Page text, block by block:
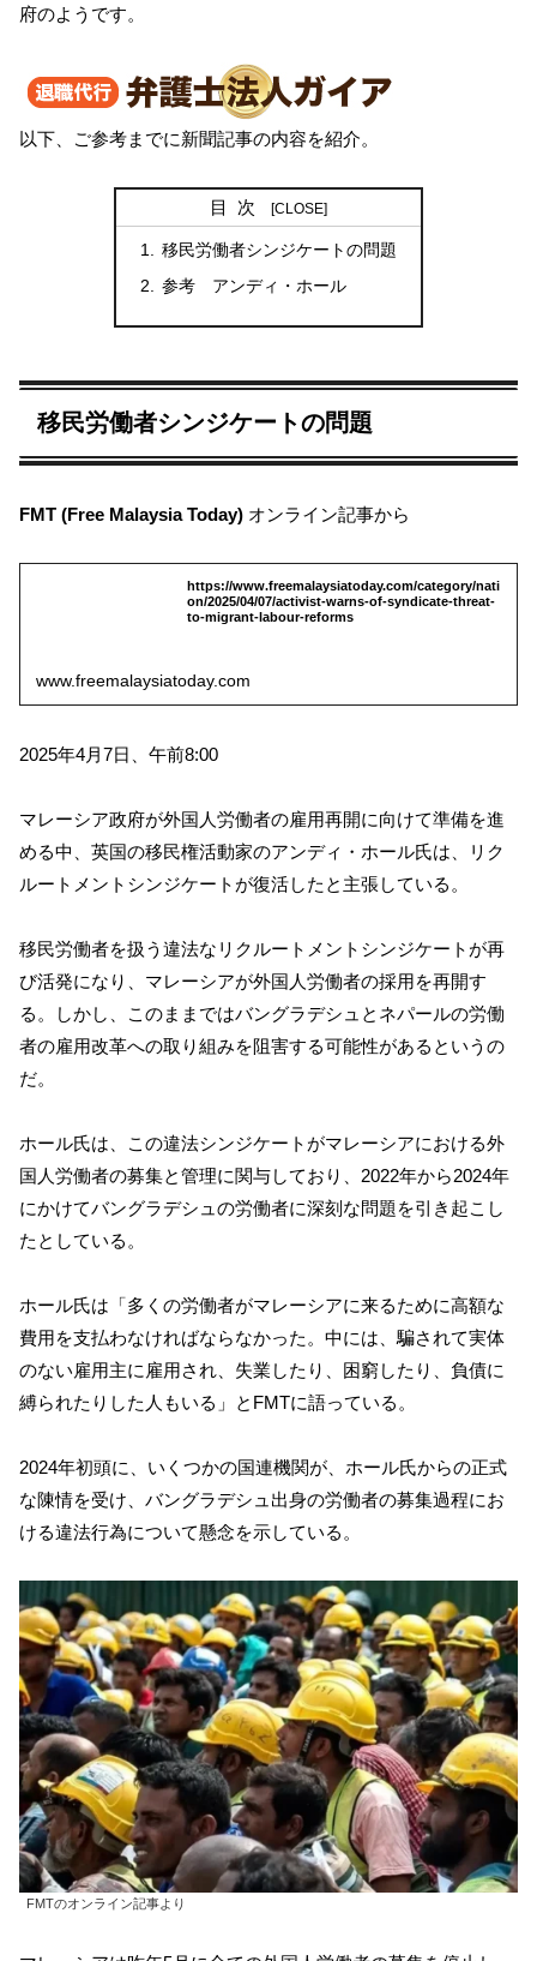
府のようです。
以下、ご参考までに新聞記事の内容を紹介。
目次
移民労働者シンジケートの問題
参考 アンディ・ホール
移民労働者シンジケートの問題
FMT (Free Malaysia Today) オンライン記事から
https://www.freemalaysiatoday.com/category/nati
on/2025/04/07/activist-warns-of-syndicate-threat-
to-migrant-labour-reforms
www.freemalaysiatoday.com
2025年4月7日、午前8:00
マレーシア政府が外国人労働者の雇用再開に向けて準備を進
める中、英国の移民権活動家のアンディ・ホール氏は、リク
ルートメントシンジケートが復活したと主張している。
移民労働者を扱う違法なリクルートメントシンジケートが再
び活発になり、マレーシアが外国人労働者の採用を再開す
る。しかし、このままではバングラデシュとネパールの労働
者の雇用改革への取り組みを阻害する可能性があるというの
だ。
ホール氏は、この違法シンジケートがマレーシアにおける外
国人労働者の募集と管理に関与しており、2022年から2024年
にかけてバングラデシュの労働者に深刻な問題を引き起こし
たとしている。
ホール氏は「多くの労働者がマレーシアに来るために高額な
費用を支払わなければならなかった。中には、騙されて実体
のない雇用主に雇用され、失業したり、困窮したり、負債に
縛られたりした人もいる」とFMTに語っている。
2024年初頭に、いくつかの国連機関が、ホール氏からの正式
な陳情を受け、バングラデシュ出身の労働者の募集過程にお
ける違法行為について懸念を示している。
FMTのオンライン記事より